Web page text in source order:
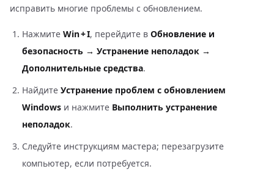
исправить многие проблемы с обновлением.
Нажмите Win + I, перейдите в Обновление и
безопасность → Устранение неполадок →
Дополнительные средства.
Найдите Устранение проблем с обновлением
Windows и нажмите Выполнить устранение
неполадок.
Следуйте инструкциям мастера; перезагрузите
компьютер, если потребуется.